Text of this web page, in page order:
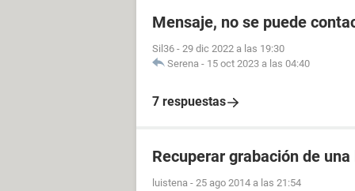
Mensaje, no se puede
Sil36 - 29 dic 2022 a las 19:30
Serena - 15 oct 2023 a las 04:40
7 respuestas
Recuperar grabación de
luistena - 25 ago 2014 a las 21:54